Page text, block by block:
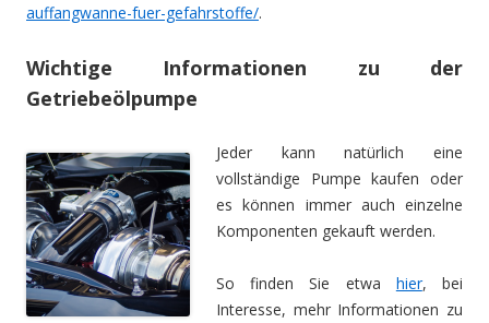
auffangwanne-fuer-gefahrstoffe/.
Wichtige Informationen zu der
Getriebeölpumpe
Jeder kann natürlich eine
vollständige Pumpe kaufen oder
es können immer auch einzelne
Komponenten gekauft werden.
So finden Sie etwa hier, bei
Interesse, mehr Informationen zu